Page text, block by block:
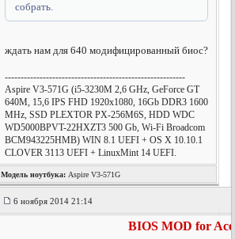
собрать.
ждать нам для 640 модифицированный биос?
---------------------------------------------------------
Aspire V3-571G (i5-3230M 2,6 GHz, GeForce GT
640M, 15,6 IPS FHD 1920x1080, 16Gb DDR3 1600
MHz, SSD PLEXTOR PX-256M6S, HDD WDC
WD5000BPVT-22HXZT3 500 Gb, Wi-Fi Broadcom
BCM943225HMB) WIN 8.1 UEFI + OS X 10.10.1
CLOVER 3113 UEFI + LinuxMint 14 UEFI.
Модель ноутбука: Aspire V3-571G
6 ноября 2014 21:14
BIOS MOD for